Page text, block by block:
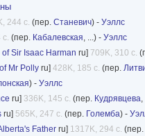
244 с. (пер. Станевич) - Уэллс
с. (пер. Кабалевская, ...) - Уэллс
of Sir Isaac Harman ru] 709K, 310 с.
Mr Polly ru] 428K, 185 с. (пер.
) - Уэллс
ru] 336K, 145 с. (пер. Кудрявцева,
ru] 565K, 247 с. (пер. Големба) -
Father ru] 1317K, 294 с. (пер.